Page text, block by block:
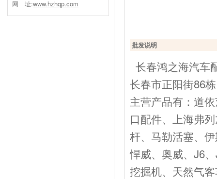
网 址:www.hzhqp.com
批发说明
长春鸿之海汽车
长春市正阳街86
主营产品有：道
口配件、上海弗
杆、马勒活塞、
悍威、奥威、J6
挖掘机、天然气